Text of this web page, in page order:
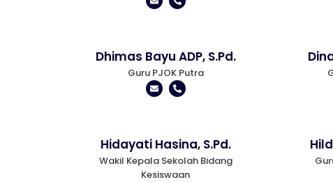
Dhimas Bayu ADP, S.Pd.
Guru PJOK Putra
Hidayati Hasina, S.Pd.
Wakil Kepala Sekolah Bidang
Kesiswaan